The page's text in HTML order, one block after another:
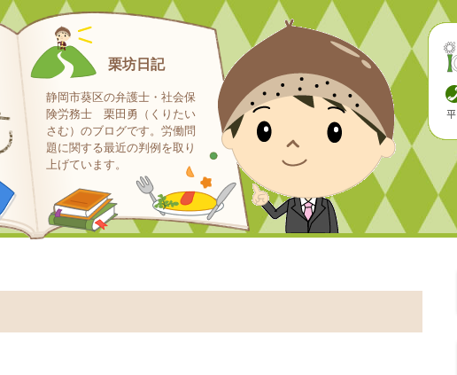
栗坊日記
静岡市葵区の弁護士・社会保
険労務士 栗田勇（くりたい
さむ）のブログです。労働問
題に関する最近の判例を取り
上げています。